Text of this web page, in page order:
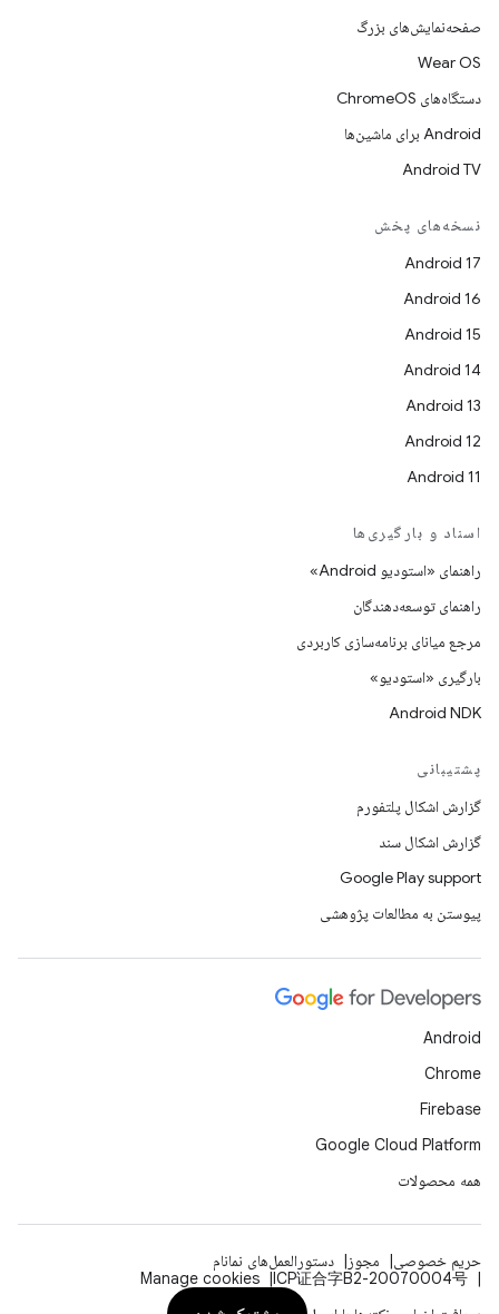
صفحه‌نمایش‌های بزرگ
Wear OS
دستگاه‌های ChromeOS
Android برای ماشین‌ها
Android TV
نسخه‌های پخش
Android 17
Android 16
Android 15
Android 14
Android 13
Android 12
Android 11
اسناد و بارگیری‌ها
راهنمای «استودیو Android»
راهنمای توسعه‌دهندگان
مرجع میانای برنامه‌سازی کاربردی
بارگیری «استودیو»
Android NDK
پشتیبانی
گزارش اشکال پلتفورم
گزارش اشکال سند
Google Play support
پیوستن به مطالعات پژوهشی
Android
Chrome
Firebase
Google Cloud Platform
همه محصولات
حریم خصوصی مجوز
دستورالعمل‌های نمانام
ICP证合字B2-20070004号
Manage cookies